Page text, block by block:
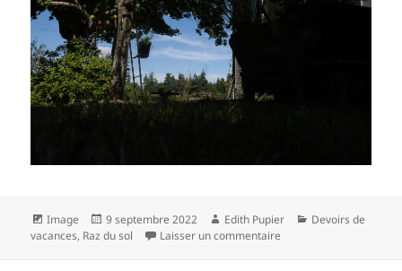
Format
Image
Publié
le
9 septembre 2022 Auteur
Edith Pupier Catégories
Devoirs de
vacances, Raz du sol Laisser un commentaire